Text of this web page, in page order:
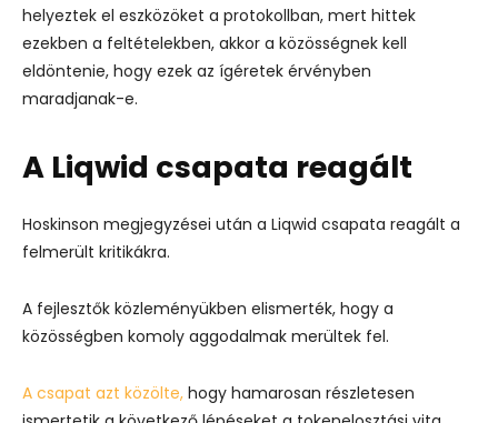
helyeztek el eszközöket a protokollban, mert hittek
ezekben a feltételekben, akkor a közösségnek kell
eldöntenie, hogy ezek az ígéretek érvényben
maradjanak-e.
A Liqwid csapata reagált
Hoskinson megjegyzései után a Liqwid csapata reagált a
felmerült kritikákra.
A fejlesztők közleményükben elismerték, hogy a
közösségben komoly aggodalmak merültek fel.
A csapat azt közölte, hogy hamarosan részletesen